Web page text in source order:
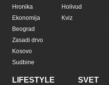
Hronika
Ekonomija
Beograd
Zasadi drvo
Kosovo
Sudbine
Holivud
Kviz
LIFESTYLE SVET